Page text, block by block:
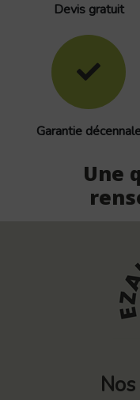
Devis gratuit
Garantie
Une